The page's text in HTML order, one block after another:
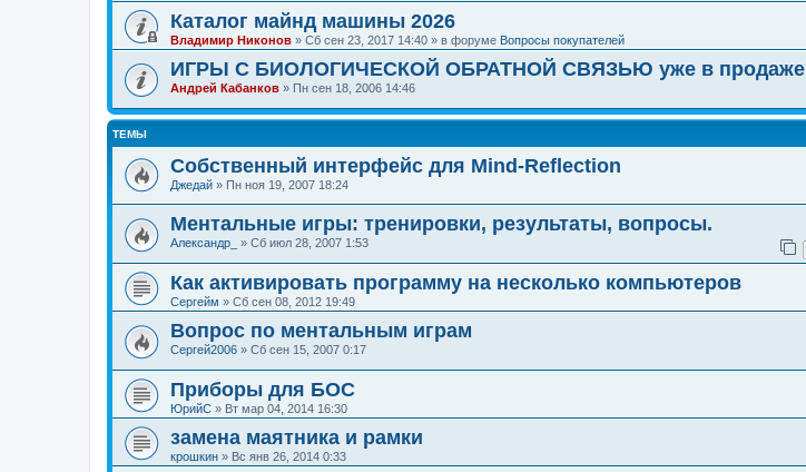
Каталог майнд машины 2026
Владимир Никонов » Сб сен 23, 2017 14:40 » в форуме Вопросы покупателей
ИГРЫ С БИОЛОГИЧЕСКОЙ ОБРАТНОЙ СВЯЗЬЮ уже в продаже
Андрей Кабанков » Пн сен 18, 2006 14:46
ТЕМЫ
Собственный интерфейс для Mind-Reflection
Джедай » Пн ноя 19, 2007 18:24
Ментальные игры: тренировки, результаты, вопросы.
Александр_ » Сб июл 28, 2007 1:53
Как активировать программу на несколько компьютеров
Сергейм » Сб сен 08, 2012 19:49
Вопрос по ментальным играм
Сергей2006 » Сб сен 15, 2007 0:17
Приборы для БОС
ЮрийС » Вт мар 04, 2014 16:30
замена маятника и рамки
крошкин » Вс янв 26, 2014 0:33